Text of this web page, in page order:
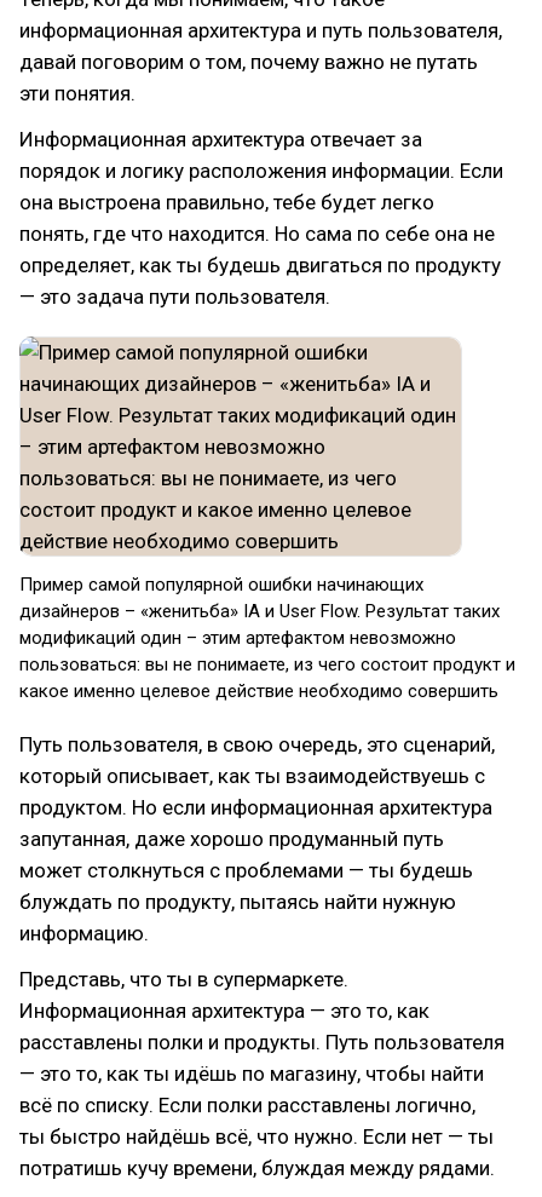
информационная архитектура и путь пользователя,
давай поговорим о том, почему важно не путать
эти понятия.
Информационная архитектура отвечает за
порядок и логику расположения информации. Если
она выстроена правильно, тебе будет легко
понять, где что находится. Но сама по себе она не
определяет, как ты будешь двигаться по продукту
— это задача пути пользователя.
Пример самой популярной ошибки начинающих
дизайнеров – «женитьба» IA и User Flow. Результат таких
модификаций один – этим артефактом невозможно
пользоваться: вы не понимаете, из чего состоит продукт и
какое именно целевое действие необходимо совершить
Путь пользователя, в свою очередь, это сценарий,
который описывает, как ты взаимодействуешь с
продуктом. Но если информационная архитектура
запутанная, даже хорошо продуманный путь
может столкнуться с проблемами — ты будешь
блуждать по продукту, пытаясь найти нужную
информацию.
Представь, что ты в супермаркете.
Информационная архитектура — это то, как
расставлены полки и продукты. Путь пользователя
— это то, как ты идёшь по магазину, чтобы найти
всё по списку. Если полки расставлены логично,
ты быстро найдёшь всё, что нужно. Если нет — ты
потратишь кучу времени, блуждая между рядами.